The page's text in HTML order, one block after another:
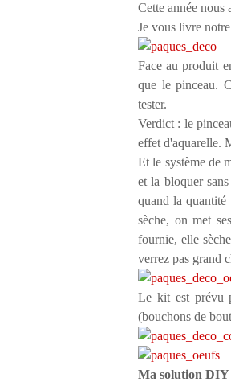
Cette année
Je vous livre
Face au produit
que le pinceau.
tester.
Verdict : le
effet d'aquarelle.
Et le système de
et la bloquer
quand la
sèche, on met
fournie, elle
verrez pas grand
Le kit est prévu
(bouchons de
Ma solution DIY